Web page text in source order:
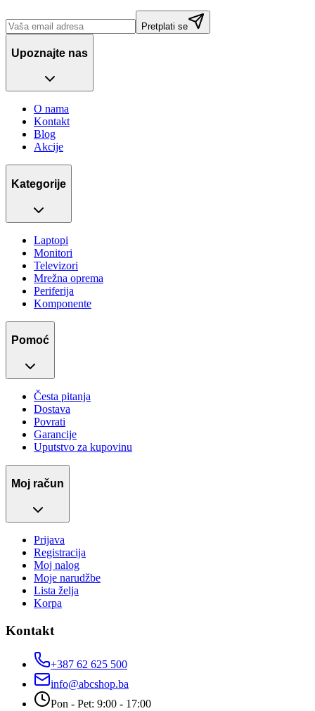
Pretplati se
Upoznajte nas
O nama
Kontakt
Blog
Akcije
Kategorije
Laptopi
Monitori
Televizori
Mrežna oprema
Periferija
Komponente
Pomoć
Česta pitanja
Dostava
Povrati
Garancije
Uputstvo za kupovinu
Moj račun
Prijava
Registracija
Moj nalog
Moje narudžbe
Lista želja
Korpa
Kontakt
+387 62 625 500
info@abcshop.ba
Pon - Pet: 9:00 - 17:00